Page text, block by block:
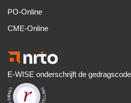
PO-Online
CME-Online
E-WISE onderschrijft de